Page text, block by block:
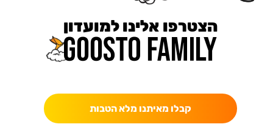
הצטרפו אלינו למועדון
קבלו מאיתנו מלא הטבות